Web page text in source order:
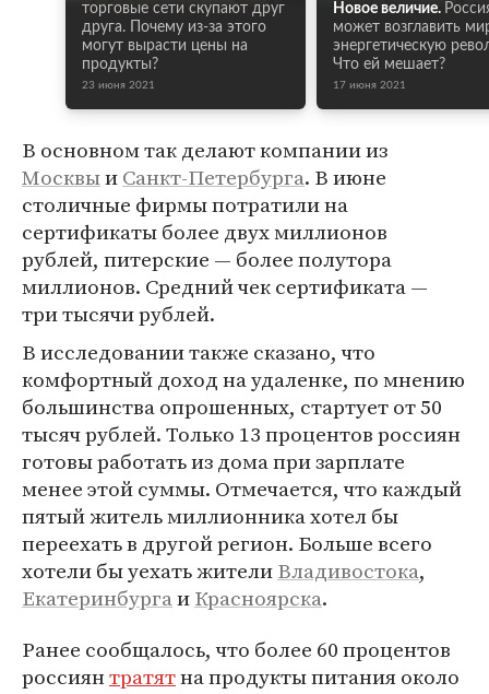
торговые сети скупают друг
друга. Почему из-за этого
могут вырасти цены на
продукты?
23 июня 2021
Новое величие.
может возглавить
энергетическую
Что ей мешает?
17 июня 2021
В основном так делают компании из
МосквыиСанкт-Петербурга. В июне
столичные фирмы потратили на
сертификаты более двух миллионов
рублей, питерские — более полутора
миллионов. Средний чек сертификата —
три тысячи рублей.
В исследовании также сказано, что
комфортный доход на удаленке, по мнению
большинства опрошенных, стартует от 50
тысяч рублей. Только 13 процентов россиян
готовы работать из дома при зарплате
менее этой суммы. Отмечается, что каждый
пятый житель миллионника хотел бы
переехать в другой регион. Больше всего
хотели бы уехать жителиВладивостока,
ЕкатеринбургаиКрасноярска.
Ранее сообщалось, что более 60 процентов
россиянтратятна продукты питания около